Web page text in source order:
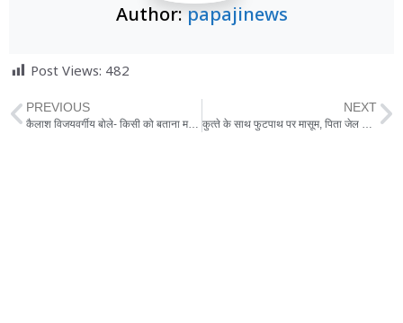
Author:papajinews
Post Views: 482
PREVIOUS
कैलाश विजयवर्गीय बोले- किसी को बताना मत, कमलनाथ सरकार गिराने में मोदी जी का था अहम रोल
NEXT
कुत्‍ते के साथ फुटपाथ पर मासूम, पिता जेल में और मां छोड़कर गई